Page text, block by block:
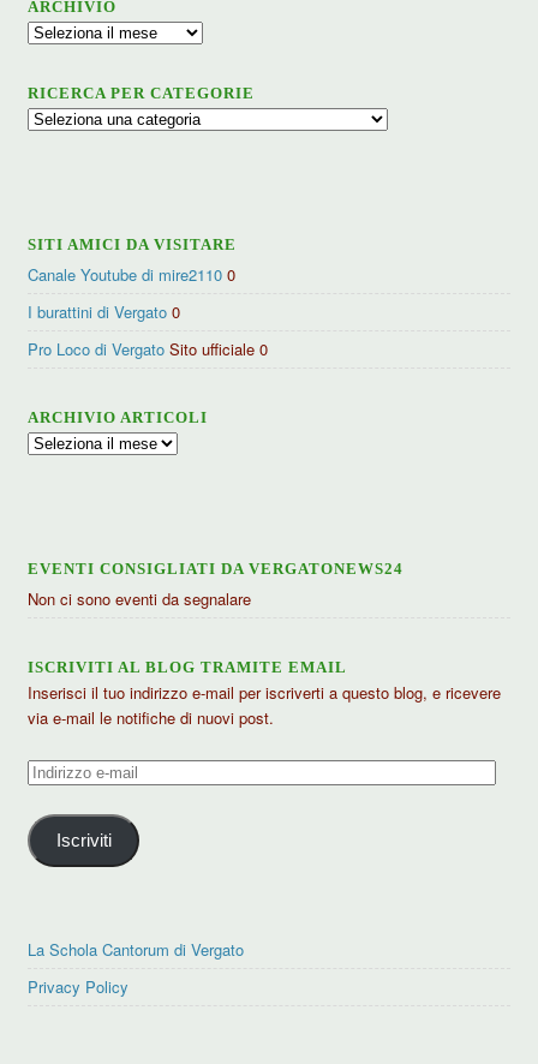
ARCHIVIO
Archivio
RICERCA PER CATEGORIE
Ricerca
SITI AMICI DA VISITARE
Canale Youtube di mire2110 0
I burattini di Vergato 0
Pro Loco di Vergato Sito ufficiale 0
ARCHIVIO ARTICOLI
Archivio
EVENTI CONSIGLIATI DA VERGATONEWS24
Non ci sono eventi da segnalare
ISCRIVITI AL BLOG TRAMITE EMAIL
Inserisci il tuo indirizzo e-mail per iscriverti a questo blog, e ricevere
via e-mail le notifiche di nuovi post.
Indirizzo
mail
Iscriviti
La Schola Cantorum di Vergato
Privacy Policy